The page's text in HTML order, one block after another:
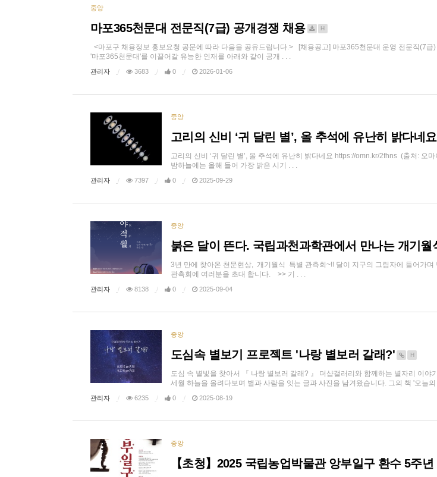
중앙
마포365천문대 전문직(7급) 공개경쟁 채용 H
<마포구 채용정보 홍보요청 공문에 따라 다음을 공유드립니다.> [채용공고] 마포365천문대 운영 전문직(7
'마포365천문대'를 이끌어갈 유능한 인재를 아래와 같이 공개 . . .
관리자 3683 0 2026-01-06
중앙
고리의 신비 ‘귀 달린 별’, 올 추석에 유난히 밝다네요
고리의 신비 ‘귀 달린 별’, 올 추석에 유난히 밝다네요 https://omn.kr/2fhns (출처:
밤하늘에는 올해 들어 가장 밝은 시기 . . .
관리자 7397 0 2025-09-29
중앙
붉은 달이 뜬다. 국립과천과학관에서 만나는 개기월
3년 만에 찾아온 천문현상, 개기월식 특별 관측회~!! 달이 지구의 그림자에 들어가
관측회에 여러분을 초대 합니다. >> 기 . . .
관리자 8138 0 2025-09-04
중앙
도심속 별보기 프로젝트 '나랑 별보러 갈래?' H
도심 속 별빛을 찾아서 『 나랑 별보러 갈래? 』 더샵갤러리와 함께하는 별자리 이
세월 하늘을 올려다보며 별과 사람을 잇는 글과 사진을 남겨왔습니다. 그의 책 '오늘
관리자 6235 0 2025-08-19
중앙
【초청】2025 국립농업박물관 앙부일구 환수 5주